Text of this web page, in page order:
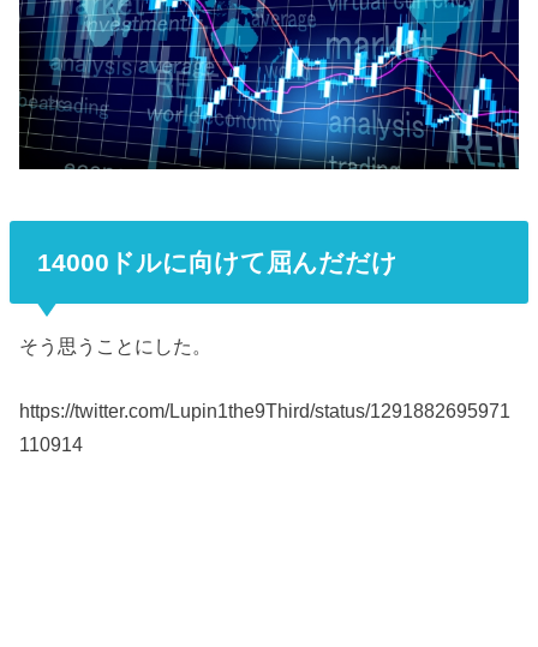
14000ドルに向けて屈んだだけ
そう思うことにした。
https://twitter.com/Lupin1the9Third/status/1291882695971
110914